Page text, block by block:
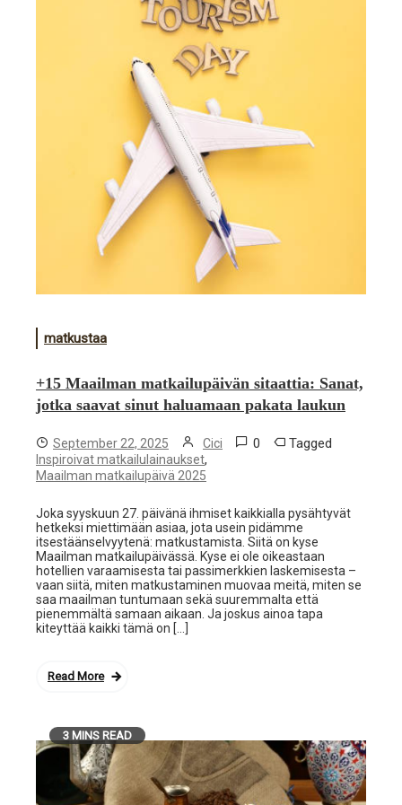
matkustaa
+15 Maailman matkailupäivän sitaattia: Sanat,
jotka saavat sinut haluamaan pakata laukun
September 22, 2025 Cici 0 Tagged
Inspiroivat matkailulainaukset,
Maailman matkailupäivä 2025
Joka syyskuun 27. päivänä ihmiset kaikkialla pysähtyvät
hetkeksi miettimään asiaa, jota usein pidämme
itsestäänselvyytenä: matkustamista. Siitä on kyse
Maailman matkailupäivässä. Kyse ei ole oikeastaan
hotellien varaamisesta tai passimerkkien laskemisesta –
vaan siitä, miten matkustaminen muovaa meitä, miten se
saa maailman tuntumaan sekä suuremmalta että
pienemmältä samaan aikaan. Ja joskus ainoa tapa
kiteyttää kaikki tämä on […]
Read More
3 MINS READ